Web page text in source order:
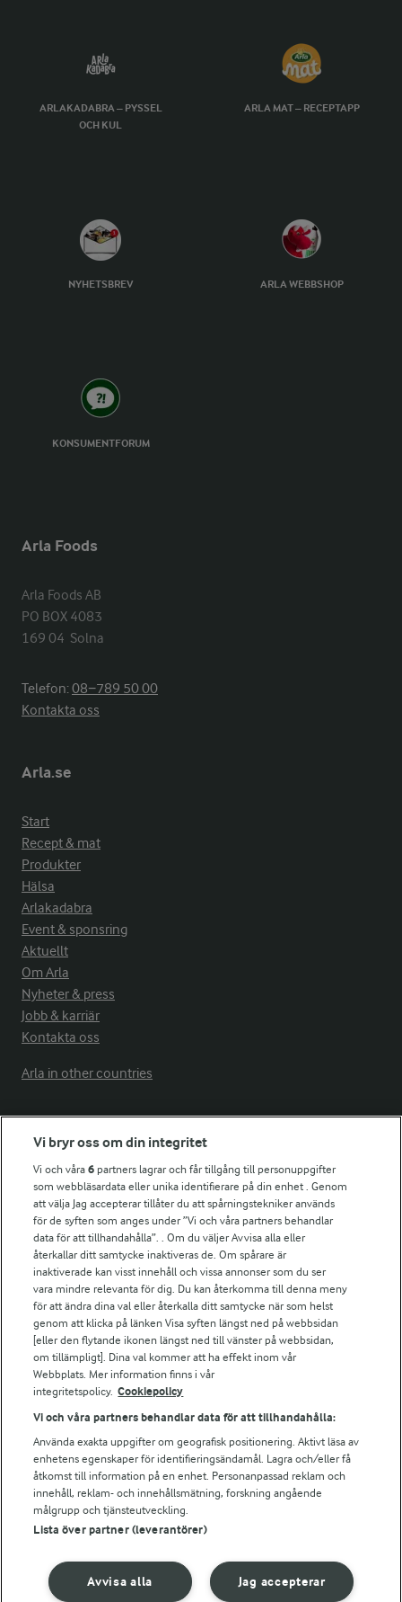
ARLAKADABRA – PYSSEL
OCH KUL
ARLA MAT – RECEPTAPP
NYHETSBREV ARLA WEBBSHOP
KONSUMENTFORUM
Arla Foods
Arla Foods AB
PO BOX 4083
169 04  Solna
Telefon:08−789 50 00
Kontakta oss
Arla.se
Start
Recept & mat
Produkter
Hälsa
Arlakadabra
Event & sponsring
Aktuellt
Om Arla
Nyheter & press
Jobb & karriär
Kontakta oss
Arla in other countries
Fler Arlasajter
För ägare
Arlas kundportal
Arla.com
Falbygdens Ost
Arla webbshop
Bildbank
Följ oss
© 2026 Arla Foods
Integritetspolicy
Vi bryr oss om din integritet
Vi och våra6 partners lagrar och får tillgång till personuppgifter
som webbläsardata eller unika identifierare på din enhet . Genom
att välja Jag accepterar tillåter du att spårningstekniker används
för de syften som anges under ”Vi och våra partners behandlar
data för att tillhandahålla”. . Om du väljer Avvisa alla eller
återkallar ditt samtycke inaktiveras de. Om spårare är
inaktiverade kan visst innehåll och vissa annonser som du ser
vara mindre relevanta för dig. Du kan återkomma till denna meny
för att ändra dina val eller återkalla ditt samtycke när som helst
genom att klicka på länken Visa syften längst ned på webbsidan
[eller den flytande ikonen längst ned till vänster på webbsidan,
om tillämpligt]. Dina val kommer att ha effekt inom vår
Webbplats. Mer information finns i vår
integritetspolicy. Cookiepolicy
Vi och våra partners behandlar data för att tillhandahålla:
Använda exakta uppgifter om geografisk positionering. Aktivt läsa av
enhetens egenskaper för identifieringsändamål. Lagra och/eller få
åtkomst till information på en enhet. Personanpassad reklam och
innehåll, reklam- och innehållsmätning, forskning angående
målgrupp och tjänsteutveckling.
Lista över partner (leverantörer)
Jag accepterar
Avvisa alla